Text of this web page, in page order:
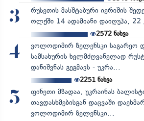
3
რუსეთის მასშტაბური იერიშის
ოლქში 14 ადამიანი დაიღუპა, 22
2572ნახვა
4
ვოლოდიმირ ზელენსკი საგარეო
სამსახურის ხელმძღვანელად
დანიშვნას გეგმავს - უკრა...
2251ნახვა
5
ფინეთი მზადაა, უკრაინას
თავდასხმებისგან დაცვაში
ვოლოდიმირ ზელენსკი...